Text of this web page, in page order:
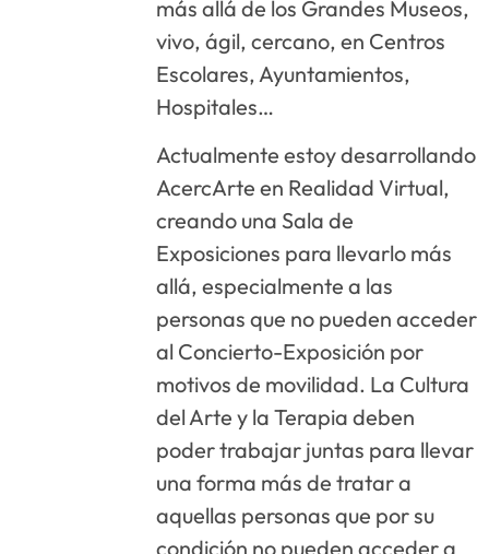
más allá de los Grandes Museos,
vivo, ágil, cercano, en Centros
Escolares, Ayuntamientos,
Hospitales…
Actualmente estoy desarrollando
AcercArte en Realidad Virtual,
creando una Sala de
Exposiciones para llevarlo más
allá, especialmente a las
personas que no pueden acceder
al Concierto-Exposición por
motivos de movilidad. La Cultura
del Arte y la Terapia deben
poder trabajar juntas para llevar
una forma más de tratar a
aquellas personas que por su
condición no pueden acceder a